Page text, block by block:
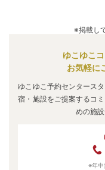
※掲載し
ゆこゆこ
お気軽に
ゆこゆこ予約センタース
宿・施設をご提案するコ
めの施
※年中